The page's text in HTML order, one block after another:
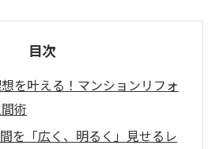
目次
を叶える！マンションリフォ
術
を「広く、明るく」見せるレ